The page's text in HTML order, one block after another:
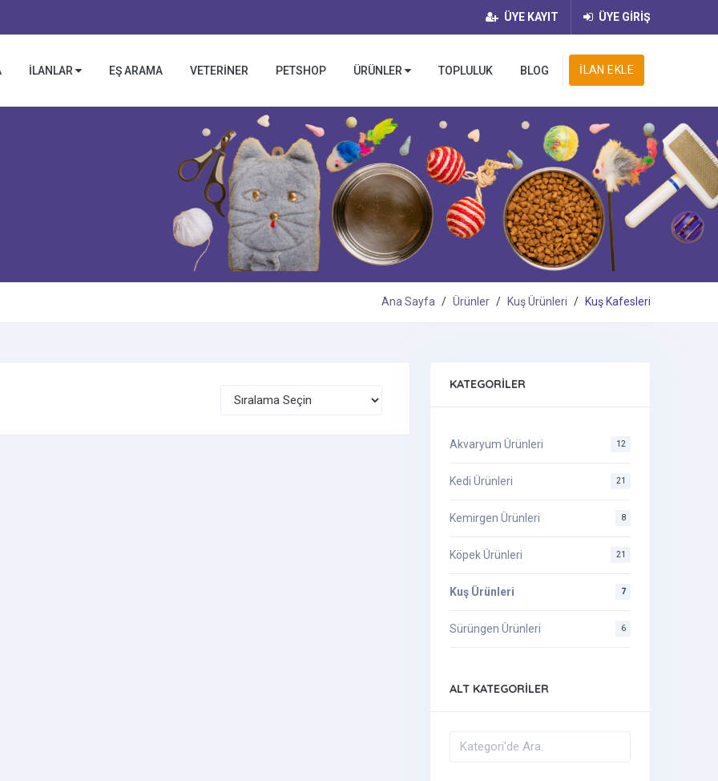
ÜYE KAYIT ÜYE GİRİŞ
İLANLAR EŞ ARAMA VETERİNER PETSHOP ÜRÜNLER TOPLULUK BLOG İLAN EKLE
Ana Sayfa Ürünler Kuş Ürünleri Kuş Kafesleri
KATEGORILER
Akvaryum Ürünleri 12
Kedi Ürünleri 21
Kemirgen Ürünleri 8
Köpek Ürünleri 21
Kuş Ürünleri 7
Sürüngen Ürünleri 6
ALT KATEGORILER